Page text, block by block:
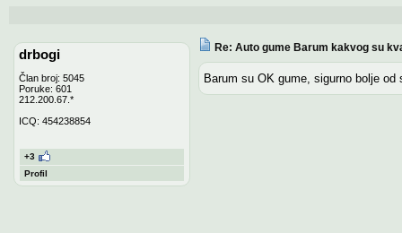
drbogi
Član broj: 5045
Poruke: 601
212.200.67.*
ICQ: 454238854
+3
Profil
Re: Auto gume Barum kakvog su
Barum su OK gume, sigurno bolje